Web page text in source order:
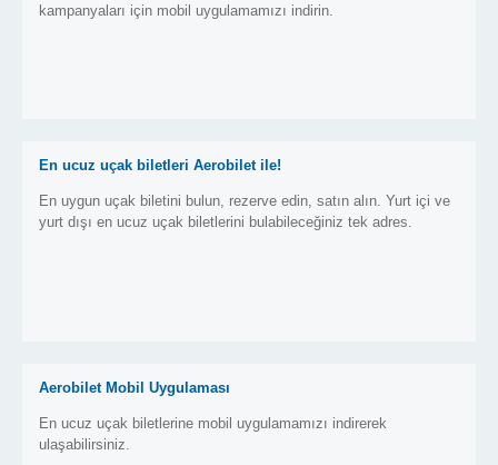
kampanyaları için mobil uygulamamızı indirin.
En ucuz uçak biletleri Aerobilet ile!
En uygun uçak biletini bulun, rezerve edin, satın alın. Yurt içi ve
yurt dışı en ucuz uçak biletlerini bulabileceğiniz tek adres.
Aerobilet Mobil Uygulaması
En ucuz uçak biletlerine mobil uygulamamızı indirerek
ulaşabilirsiniz.